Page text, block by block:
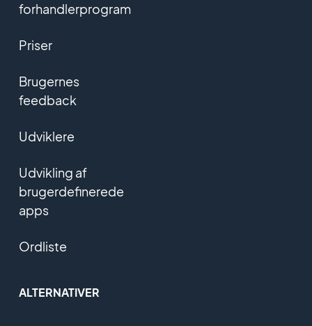
forhandlerprogram
Priser
Brugernes
feedback
Udviklere
Udvikling af
brugerdefinerede
apps
Ordliste
ALTERNATIVER